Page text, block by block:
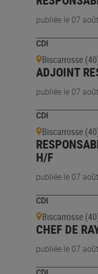
publiée le 07
CDI
Biscarrosse
ADJOINT
publiée le 07
CDI
Biscarrosse
H/F
publiée le 07
CDI
Biscarrosse
CHEF DE
publiée le 07